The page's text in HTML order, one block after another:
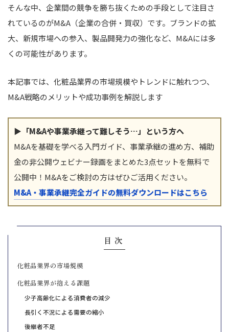
そんな中、企業間の競争を勝ち抜くための手段として注目さ
れているのがM&A（企業の合併・買収）です。ブランドの拡
大、新規市場への参入、製品開発力の強化など、M&Aには多
くの可能性があります。
本記事では、化粧品業界の市場規模やトレンドに触れつつ、
M&A戦略のメリットや成功事例を解説します
▶「M&Aや事業承継って難しそう…」という方へ
M&Aを基礎を学べる入門ガイド、事業承継の進め方、補助
金の非公開ウェビナー録画をまとめた3点セットを無料で
公開中！M&Aをご検討の方はぜひご活用ください。
M&A・事業承継完全ガイドの無料ダウンロードはこちら
目次
化粧品業界の市場規模
化粧品業界が抱える課題
少子高齢化による消費者の減少
長引く不況による需要の縮小
後継者不足